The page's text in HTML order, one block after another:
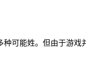
可能姓。但由于游戏